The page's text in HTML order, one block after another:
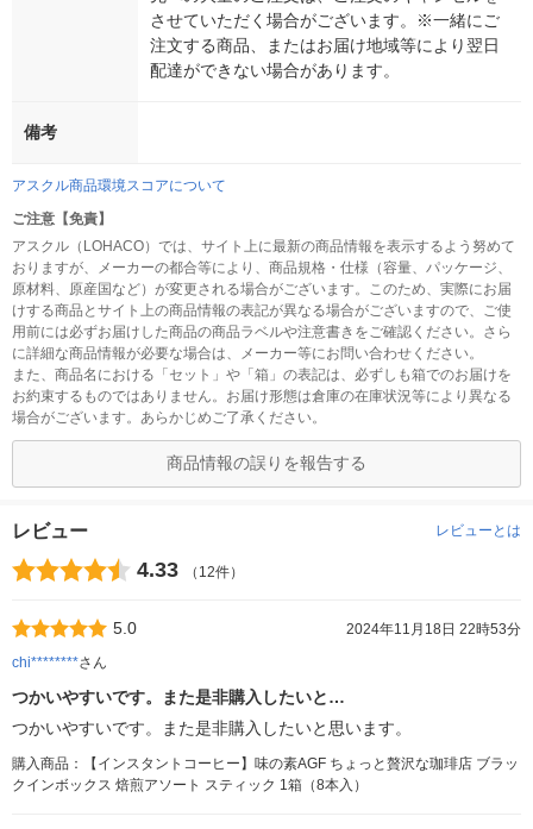
させていただく場合がございます。※一緒にご
注文する商品、またはお届け地域等により翌日
配達ができない場合があります。
備考
アスクル商品環境スコアについて
ご注意【免責】
アスクル（LOHACO）では、サイト上に最新の商品情報を表示するよう努めて
おりますが、メーカーの都合等により、商品規格・仕様（容量、パッケージ、
原材料、原産国など）が変更される場合がございます。このため、実際にお届
けする商品とサイト上の商品情報の表記が異なる場合がございますので、ご使
用前には必ずお届けした商品の商品ラベルや注意書きをご確認ください。さら
に詳細な商品情報が必要な場合は、メーカー等にお問い合わせください。
また、商品名における「セット」や「箱」の表記は、必ずしも箱でのお届けを
お約束するものではありません。お届け形態は倉庫の在庫状況等により異なる
場合がございます。あらかじめご了承ください。
商品情報の誤りを報告する
レビュー レビューとは
4.33 （12件）
5.0
2024年11月18日 22時53分
chi********さん
つかいやすいです。また是非購入したいと…
つかいやすいです。また是非購入したいと思います。
購入商品：【インスタントコーヒー】味の素AGF ちょっと贅沢な珈琲店 ブラッ
クインボックス 焙煎アソート スティック 1箱（8本入）